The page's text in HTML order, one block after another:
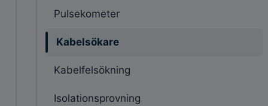
Pulsekometer
Kabelsökare
Kabelfelsökning
Isolationsprovning